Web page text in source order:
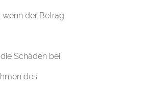
wenn der Betrag
Schäden bei
des